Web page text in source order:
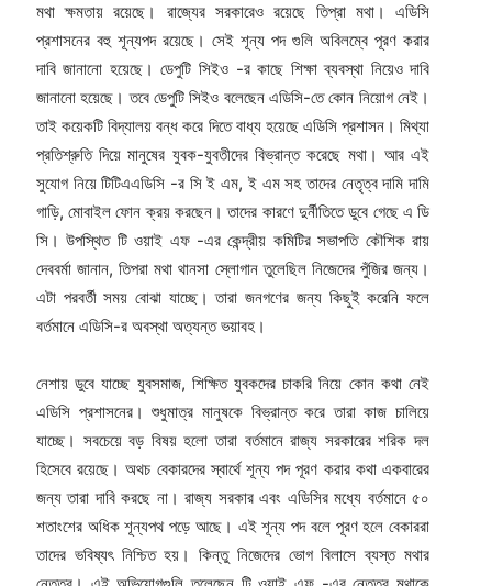
মথা ক্ষমতায় রয়েছে। রাজ্যের সরকারেও রয়েছে তিপ্রা মথা। এডিসি
প্রশাসনের বহু শূন্যপদ রয়েছে। সেই শূন্য পদ গুলি অবিলম্বে পূরণ করার
দাবি জানানো হয়েছে। ডেপুটি সিইও -র কাছে শিক্ষা ব্যবস্থা নিয়েও দাবি
জানানো হয়েছে। তবে ডেপুটি সিইও বলেছেন এডিসি-তে কোন নিয়োগ নেই।
তাই কয়েকটি বিদ্যালয় বন্ধ করে দিতে বাধ্য হয়েছে এডিসি প্রশাসন। মিথ্যা
প্রতিশ্রুতি দিয়ে মানুষের যুবক-যুবতীদের বিভ্রান্ত করেছে মথা। আর এই
সুযোগ নিয়ে টিটিএএডিসি -র সি ই এম, ই এম সহ তাদের নেতৃত্ব দামি দামি
গাড়ি, মোবাইল ফোন ক্রয় করছেন। তাদের কারণে দুর্নীতিতে ডুবে গেছে এ ডি
সি। উপস্থিত টি ওয়াই এফ -এর কেন্দ্রীয় কমিটির সভাপতি কৌশিক রায়
দেববর্মা জানান, তিপরা মথা থানসা স্লোগান তুলেছিল নিজেদের পুঁজির জন্য।
এটা পরবর্তী সময় বোঝা যাচ্ছে। তারা জনগণের জন্য কিছুই করেনি ফলে
বর্তমানে এডিসি-র অবস্থা অত্যন্ত ভয়াবহ।
নেশায় ডুবে যাচ্ছে যুবসমাজ, শিক্ষিত যুবকদের চাকরি নিয়ে কোন কথা নেই
এডিসি প্রশাসনের। শুধুমাত্র মানুষকে বিভ্রান্ত করে তারা কাজ চালিয়ে
যাচ্ছে। সবচেয়ে বড় বিষয় হলো তারা বর্তমানে রাজ্য সরকারের শরিক দল
হিসেবে রয়েছে। অথচ বেকারদের স্বার্থে শূন্য পদ পূরণ করার কথা একবারের
জন্য তারা দাবি করছে না। রাজ্য সরকার এবং এডিসির মধ্যে বর্তমানে ৫০
শতাংশের অধিক শূন্যপথ পড়ে আছে। এই শূন্য পদ বলে পূরণ হলে বেকাররা
তাদের ভবিষ্যৎ নিশ্চিত হয়। কিন্তু নিজেদের ভোগ বিলাসে ব্যস্ত মথার